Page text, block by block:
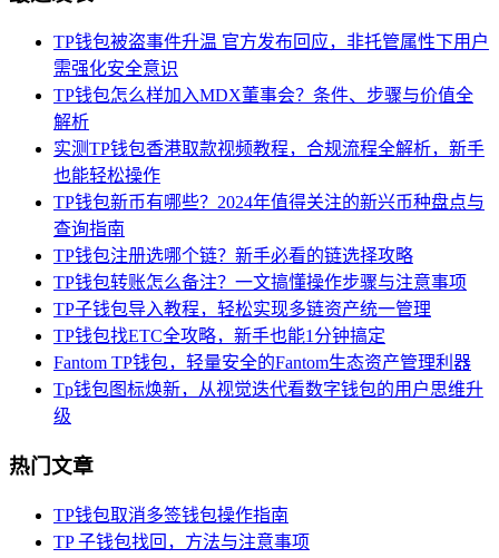
TP钱包被盗事件升温 官方发布回应，非托管属性下用户
需强化安全意识
TP钱包怎么样加入MDX董事会？条件、步骤与价值全
解析
实测TP钱包香港取款视频教程，合规流程全解析，新手
也能轻松操作
TP钱包新币有哪些？2024年值得关注的新兴币种盘点与
查询指南
TP钱包注册选哪个链？新手必看的链选择攻略
TP钱包转账怎么备注？一文搞懂操作步骤与注意事项
TP子钱包导入教程，轻松实现多链资产统一管理
TP钱包找ETC全攻略，新手也能1分钟搞定
Fantom TP钱包，轻量安全的Fantom生态资产管理利器
Tp钱包图标焕新，从视觉迭代看数字钱包的用户思维升
级
热门文章
TP钱包取消多签钱包操作指南
TP 子钱包找回，方法与注意事项